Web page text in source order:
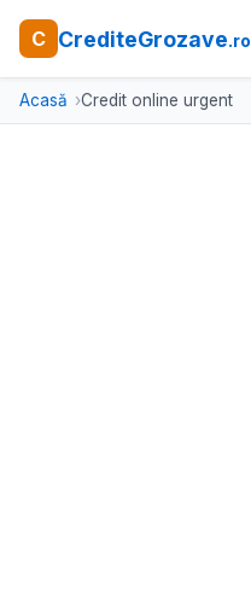
C CrediteGrozave.ro
Acasă Credit online urgent